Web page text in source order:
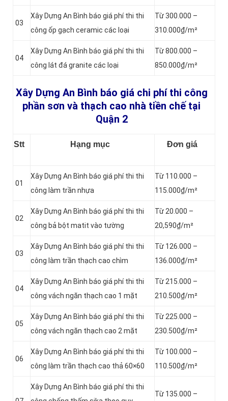
03
Xây Dựng An Bình báo giá phí thi thi
công ốp gạch ceramic các loại
Từ 300.000 –
310.000₫/m²
04
Xây Dựng An Bình báo giá phí thi thi
công lát đá granite các loại
Từ 800.000 –
850.000₫/m²
Xây Dựng An Bình báo giá chi phí thi công
phần sơn và thạch cao nhà tiền chế tại
Quận 2
Stt Hạng mục Đơn giá
01
Xây Dựng An Bình báo giá phí thi thi
công làm trần nhựa
Từ 110.000 –
115.000₫/m²
02
Xây Dựng An Bình báo giá phí thi thi
công bả bột matit vào tường
Từ 20.000 –
20,590₫/m²
03
Xây Dựng An Bình báo giá phí thi thi
công làm trần thạch cao chìm
Từ 126.000 –
136.000₫/m²
04
Xây Dựng An Bình báo giá phí thi thi
công vách ngăn thạch cao 1 mặt
Từ 215.000 –
210.500₫/m²
05
Xây Dựng An Bình báo giá phí thi thi
công vách ngăn thạch cao 2 mặt
Từ 225.000 –
230.500₫/m²
06
Xây Dựng An Bình báo giá phí thi thi
công làm trần thạch cao thả 60×60
Từ 100.000 –
110.500₫/m²
Xây Dựng An Bình báo giá phí thi thi
Từ 135.000 –